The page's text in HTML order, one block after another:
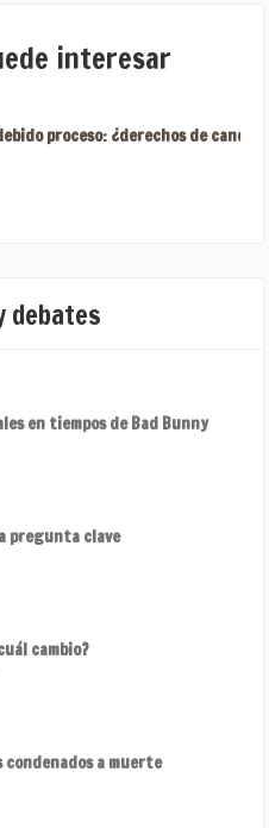
interesar
debido proceso: ¿derechos de
debates
en tiempos de Bad Bunny
pregunta clave
cambio?
a muerte